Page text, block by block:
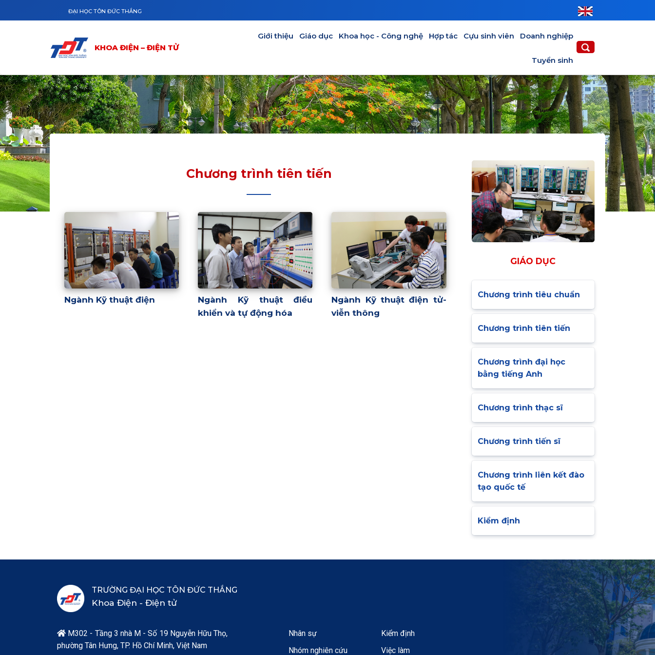
ĐẠI HỌC TÔN ĐỨC THẮNG
KHOA ĐIỆN – ĐIỆN TỬ
Giới thiệu Giáo dục Khoa học - Công nghệ Hợp tác Cựu sinh viên Doanh nghiệp
Tuyển sinh
Chương trình tiên tiến
Ngành Kỹ thuật điện
Ngành Kỹ thuật điều
khiển và tự động hóa
Ngành Kỹ thuật điện tử-
viễn thông
GIÁO DỤC
Chương trình tiêu chuẩn
Chương trình tiên tiến
Chương trình đại học
bằng tiếng Anh
Chương trình thạc sĩ
Chương trình tiến sĩ
Chương trình liên kết đào
tạo quốc tế
Kiểm định
TRƯỜNG ĐẠI HỌC TÔN ĐỨC THẮNG
Khoa Điện - Điện tử
 M302 - Tầng 3 nhà M - Số 19 Nguyễn Hữu Thọ,
phường Tân Hưng, TP. Hồ Chí Minh, Việt Nam
Nhân sự
Nhóm nghiên cứu
Kiểm định
Việc làm